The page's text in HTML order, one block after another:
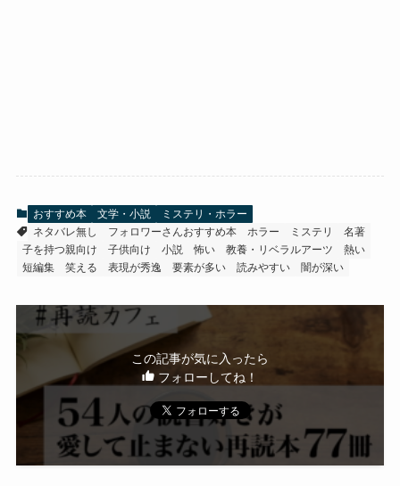
おすすめ本 文学・小説
ミステリ・ホラー
ネタバレ無し
フォロワーさんおすすめ本 ホラー ミステリ
名著
子を持つ親向け
子供向け 小説 怖い 教養・リベラルアーツ
熱い
短編集
笑える 表現が秀逸 要素が多い 読みやすい 闇が深い
この記事が気に入ったら
フォローしてね！